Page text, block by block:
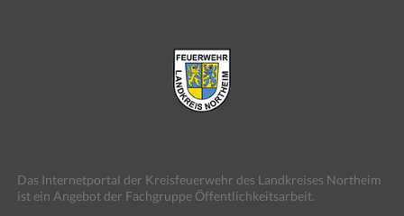
Das Internetportal der Kreisfeuerwehr des Landkreises Northeim
ist ein Angebot der Fachgruppe Öffentlichkeitsarbeit.